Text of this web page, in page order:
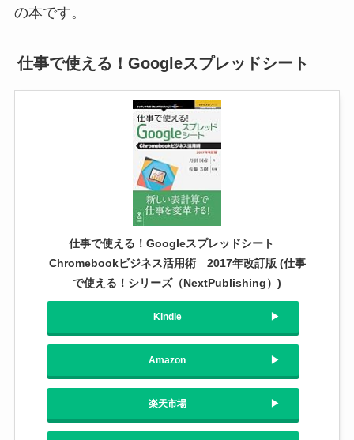
の本です。
仕事で使える！Googleスプレッドシート
仕事で使える！Googleスプレッドシート
Chromebookビジネス活用術 2017年改訂版 (仕事
で使える！シリーズ（NextPublishing）)
Kindle
Amazon
楽天市場